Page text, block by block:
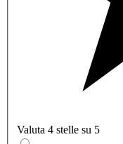
Valuta 4 stelle su 5